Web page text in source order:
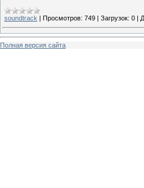
soundtrack Просмотров: 749 Загрузок: 0
Полная версия сайта